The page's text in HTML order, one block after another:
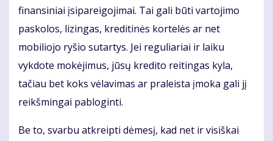
finansiniai įsipareigojimai. Tai gali būti vartojimo
paskolos, lizingas, kreditinės kortelės ar net
mobiliojo ryšio sutartys. Jei reguliariai ir laiku
vykdote mokėjimus, jūsų kredito reitingas kyla,
tačiau bet koks vėlavimas ar praleista įmoka gali jį
reikšmingai pabloginti.
Be to, svarbu atkreipti dėmesį, kad net ir visiškai